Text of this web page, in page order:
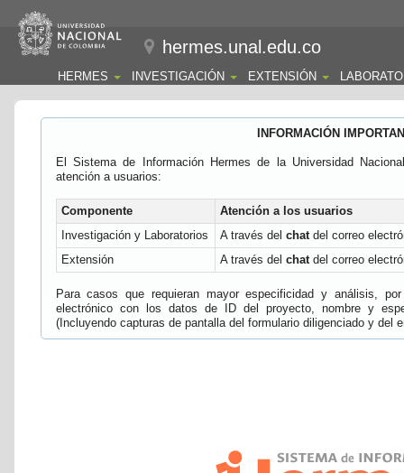
hermes.unal.edu.co
HERMES INVESTIGACIÓN EXTENSIÓN
INFORMACIÓN
El Sistema de Información Hermes de la Universidad
atención a usuarios:
Componente
Atención a los usuarios
Investigación y Laboratorios
A través del chatdel correo
Extensión
A través del chatdel correo
Para casos que requieran mayor especificidad y análisis,
electrónico con los datos de ID del proyecto, nombre y
(Incluyendo capturas de pantalla del formulario diligenciado y del